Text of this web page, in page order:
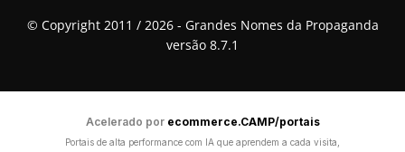
© Copyright 2011 / 2026 - Grandes Nomes da Propaganda
versão 8.7.1
Acelerado por ecommerce.CAMP/portais
Portais de alta performance com IA que aprendem a cada visita,